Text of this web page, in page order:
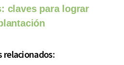
claves para lograr
relacionados: